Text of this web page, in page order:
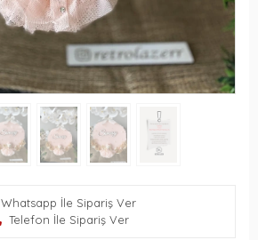
Whatsapp İle Sipariş Ver
Telefon İle Sipariş Ver